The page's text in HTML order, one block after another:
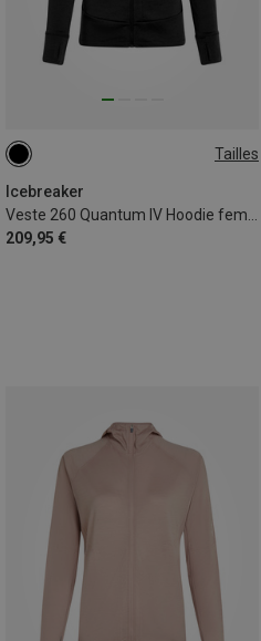
Tailles
Icebreaker
Veste 260 Quantum IV Hoodie femme
209,95 €
XS